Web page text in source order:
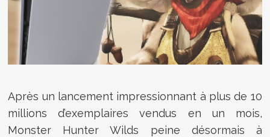
Après un lancement impressionnant à plus de 10
millions d’exemplaires vendus en un mois,
Monster Hunter Wilds peine désormais à